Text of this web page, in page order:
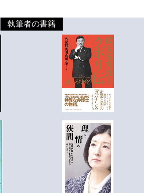
執筆者の書籍